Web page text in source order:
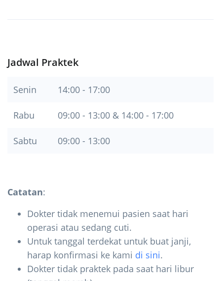
Jadwal Praktek
Senin 14:00 - 17:00
Rabu 09:00 - 13:00 & 14:00 - 17:00
Sabtu 09:00 - 13:00
Catatan:
Dokter tidak menemui pasien saat hari
operasi atau sedang cuti.
Untuk tanggal terdekat untuk buat janji,
harap konfirmasi ke kami di sini.
Dokter tidak praktek pada saat hari libur